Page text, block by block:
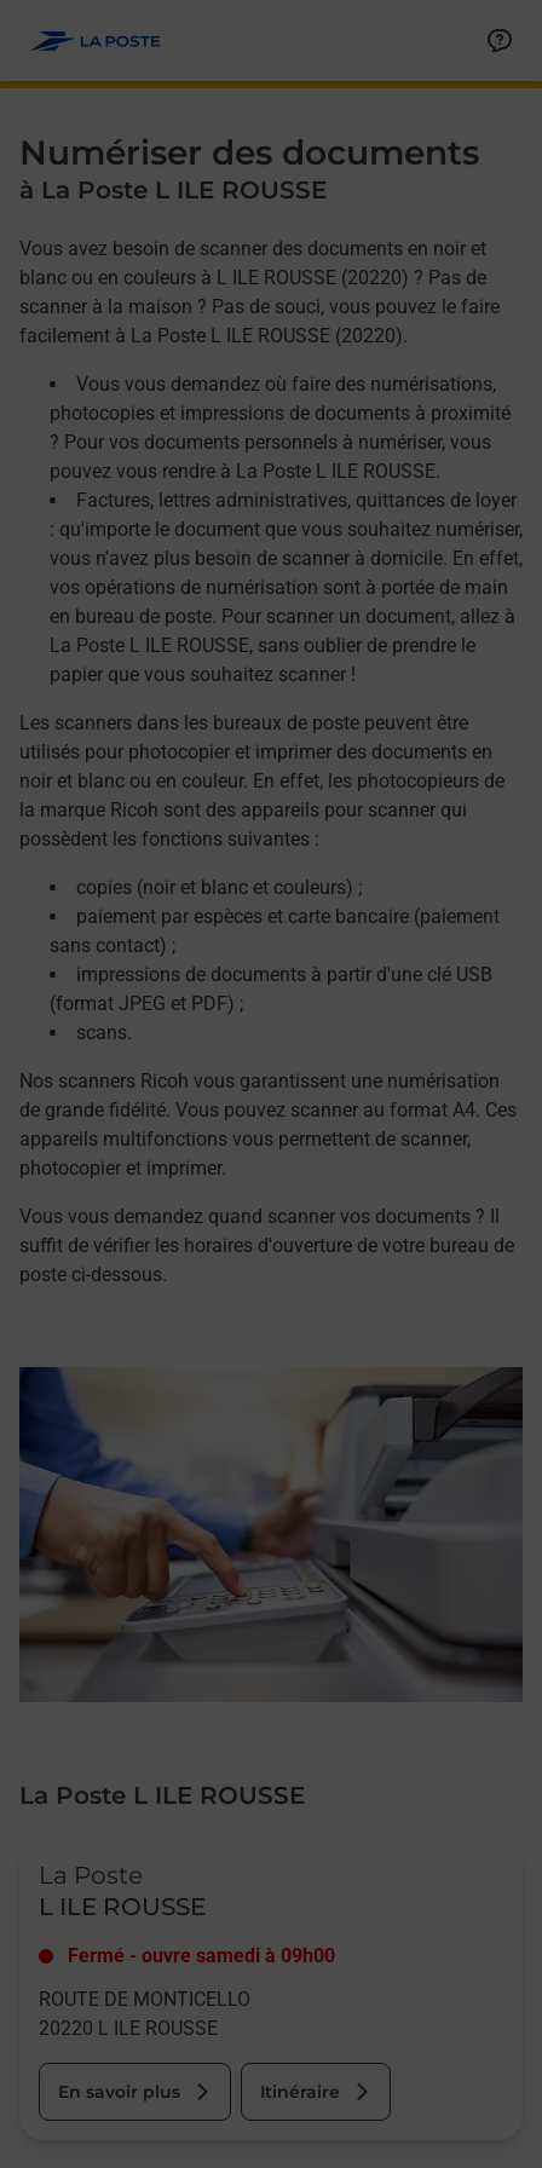
Numériser des documents
à La Poste L ILE ROUSSE
Vous avez besoin de scanner des documents en noir et
blanc ou en couleurs à L ILE ROUSSE (20220) ? Pas de
scanner à la maison ? Pas de souci, vous pouvez le faire
facilement à La Poste L ILE ROUSSE (20220).
Vous vous demandez où faire des numérisations,
photocopies et impressions de documents à proximité
? Pour vos documents personnels à numériser, vous
pouvez vous rendre à La Poste L ILE ROUSSE.
Factures, lettres administratives, quittances de loyer
: qu'importe le document que vous souhaitez numériser,
vous n'avez plus besoin de scanner à domicile. En effet,
vos opérations de numérisation sont à portée de main
en bureau de poste. Pour scanner un document, allez à
La Poste L ILE ROUSSE, sans oublier de prendre le
papier que vous souhaitez scanner !
Les scanners dans les bureaux de poste peuvent être
utilisés pour photocopier et imprimer des documents en
noir et blanc ou en couleur. En effet, les photocopieurs de
la marque Ricoh sont des appareils pour scanner qui
possèdent les fonctions suivantes :
copies (noir et blanc et couleurs) ;
paiement par espèces et carte bancaire (paiement
sans contact) ;
impressions de documents à partir d'une clé USB
(format JPEG et PDF) ;
scans.
Nos scanners Ricoh vous garantissent une numérisation
de grande fidélité. Vous pouvez scanner au format A4. Ces
appareils multifonctions vous permettent de scanner,
photocopier et imprimer.
Vous vous demandez quand scanner vos documents ? Il
suffit de vérifier les horaires d'ouverture de votre bureau de
poste ci-dessous.
La Poste L ILE ROUSSE
La Poste
L ILE ROUSSE
Fermé - ouvre samedi à 09h00
ROUTE DE MONTICELLO
20220 L ILE ROUSSE
En savoir plus Itinéraire